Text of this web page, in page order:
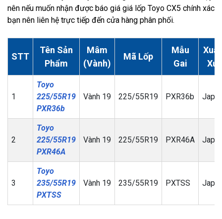
nên nếu muốn nhận được báo giá giá lốp Toyo CX5 chính xác
bạn nên liên hệ trực tiếp đến cửa hàng phân phối.
STT
Tên Sản
Phẩm
Mâm
(Vành)
Mã Lốp
Mẫu
Gai
Xuất
Xứ
1
Toyo
225/55R19
PXR36b
Vành 19 225/55R19 PXR36b
2
Toyo
225/55R19
PXR46A
Vành 19 225/55R19 PXR46A
3
Toyo
235/55R19
PXTSS
Vành 19 235/55R19 PXTSS